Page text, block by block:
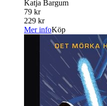
Katja Bargum
79 kr
229 kr
Mer infoKöp